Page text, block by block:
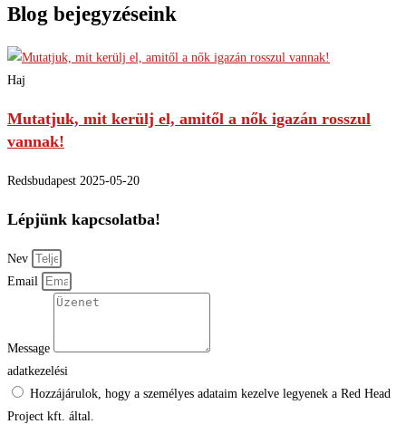
Blog bejegyzéseink
Haj
Mutatjuk, mit kerülj el, amitől a nők igazán rosszul
vannak!
Redsbudapest 2025-05-20
Lépjünk kapcsolatba!
Nev
Email
Message
adatkezelési
Hozzájárulok, hogy a személyes adataim kezelve legyenek a Red Head
Project kft. által.